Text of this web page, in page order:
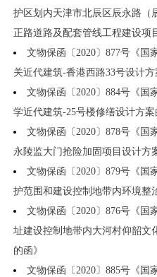
护区划内天津市北辰区辰永路（
正路道路及配套管线工程建设项
文物保函〔2020〕877号《国
关近代建筑-香港西路33号设计方
文物保函〔2020〕884号《国
学近代建筑-25号楼修缮设计方案
文物保函〔2020〕878号《国
永陵监大门抢险加固项目设计方
文物保函〔2020〕879号《国
护范围和建设控制地带内环境整
文物保函〔2020〕876号《国
址建设控制地带内大河村仰韶文
的函》
文物保函〔2020〕885号《国